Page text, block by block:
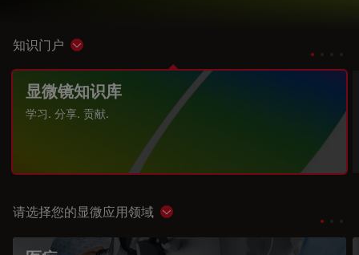
知识门户 Show subnavigation
显微镜知识库
学习. 分享. 贡献.
请选择您的显微应用领域 Show subnavigation